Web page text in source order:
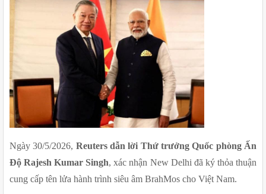
Ngày 30/5/2026, Reuters dẫn lời Thứ trưởng Quốc phòng Ấn
Độ Rajesh Kumar Singh, xác nhận New Delhi đã ký thỏa thuận
cung cấp tên lửa hành trình siêu âm BrahMos cho Việt Nam.